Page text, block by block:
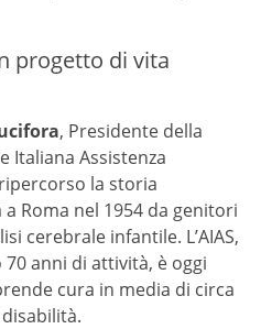
progetto di vita
, Presidente della
Italiana Assistenza
la storia
a Roma nel 1954 da genitori
cerebrale infantile. L’AIAS,
anni di attività, è oggi
cura in media di circa